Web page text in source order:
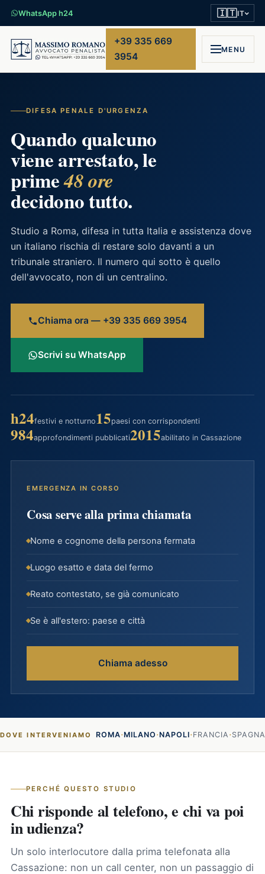
WhatsApp h24 🇮🇹IT
+39 335 669
3954
MENU
DIFESA PENALE D'URGENZA
Quando qualcuno
viene arrestato, le
prime48 ore
decidono tutto.
Studio a Roma, difesa in tutta Italia e assistenza dove
un italiano rischia di restare solo davanti a un
tribunale straniero. Il numero qui sotto è quello
dell'avvocato, non di un centralino.
Chiama ora — +39 335 669 3954
Scrivi su WhatsApp
h24festivi e notturno15paesi con corrispondenti
984approfondimenti pubblicati2015abilitato in Cassazione
EMERGENZA IN CORSO
Cosa serve alla prima chiamata
Nome e cognome della persona fermata
Luogo esatto e data del fermo
Reato contestato, se già comunicato
Se è all'estero: paese e città
Chiama adesso
DOVE INTERVENIAMO ROMA·MILANO ·NAPOLI·FRANCIA ·SPAGNA
PERCHÉ QUESTO STUDIO
Chi risponde al telefono, e chi va poi
in udienza?
Un solo interlocutore dalla prima telefonata alla
Cassazione: non un call center, non un passaggio di